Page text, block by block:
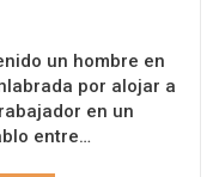
un hombre en
por alojar a
en un
entre…